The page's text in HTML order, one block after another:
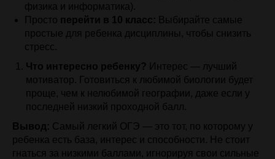
физика и информатика).
Просто перейти в 10 класс: Выбирайте самые
простые для ребенка дисциплины, чтобы снизить
стресс.
Что интересно ребенку? Интерес — лучший
мотиватор. Готовиться к любимой биологии будет
проще, чем к нелюбимой географии, даже если у
последней низкий проходной балл.
Вывод: Самый легкий ОГЭ — это тот, по которому у
ребенка есть база, интерес и способности. Не стоит
гнаться за низкими баллами, игнорируя свои сильные